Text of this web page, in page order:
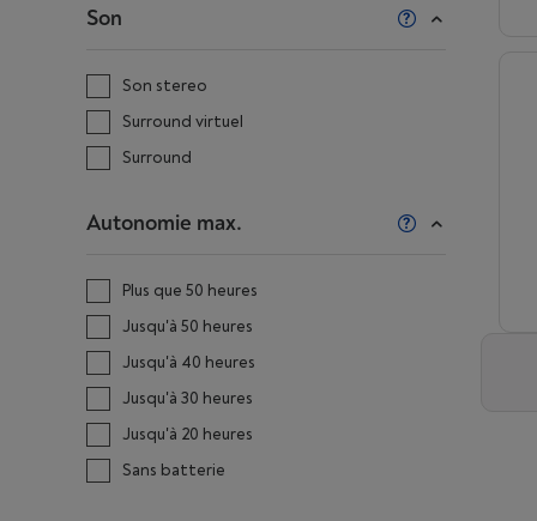
Son
Son stereo
Surround virtuel
Surround
Autonomie max.
Plus que 50 heures
Jusqu'à 50 heures
Jusqu'à 40 heures
Jusqu'à 30 heures
Jusqu'à 20 heures
Sans batterie